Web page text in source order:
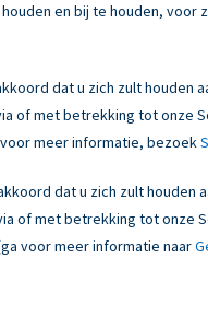
en bij te houden,
dat u zich zult houden
of met betrekking tot onze
meer informatie, bezoek
dat u zich zult houden
of met betrekking tot onze
voor meer informatie naar